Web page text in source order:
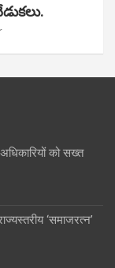
को सख्त
‘समाजरत्न’